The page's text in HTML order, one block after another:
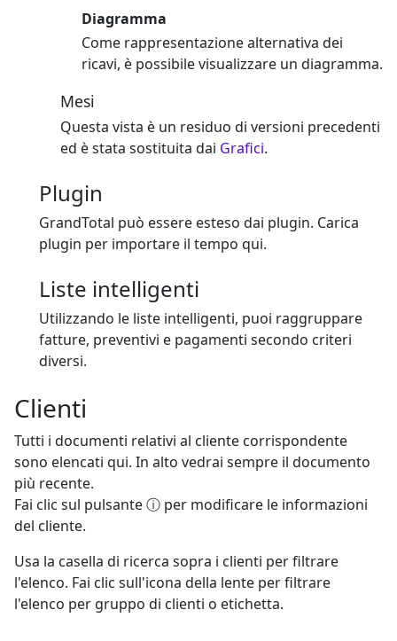
Diagramma
Come rappresentazione alternativa dei
ricavi, è possibile visualizzare un diagramma.
Mesi
Questa vista è un residuo di versioni precedenti
ed è stata sostituita dai Grafici.
Plugin
GrandTotal può essere esteso dai plugin. Carica
plugin per importare il tempo qui.
Liste intelligenti
Utilizzando le liste intelligenti, puoi raggruppare
fatture, preventivi e pagamenti secondo criteri
diversi.
Clienti
Tutti i documenti relativi al cliente corrispondente
sono elencati qui. In alto vedrai sempre il documento
più recente.
Fai clic sul pulsante ⓘ per modificare le informazioni
del cliente.
Usa la casella di ricerca sopra i clienti per filtrare
l'elenco. Fai clic sull'icona della lente per filtrare
l'elenco per gruppo di clienti o etichetta.